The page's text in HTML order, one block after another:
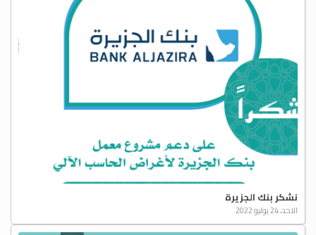
نشكر بنك الجزيرة
الاحد، 24 يوليو 2022